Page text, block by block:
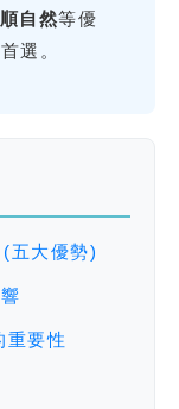
自然等優
選。
五大優勢)
要性